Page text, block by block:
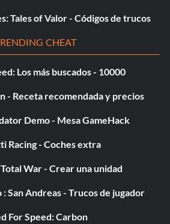
Fortune Cookies - Pisar 10
Tales of Valor - Códigos de trucos
CHEAT
Los más buscados - 10000
- Receta recomendada y precios
Demo - Mesa GameHack
Racing - Coches extra
War - Crear una unidad
San Andreas - Trucos de jugador
For Speed: Carbon